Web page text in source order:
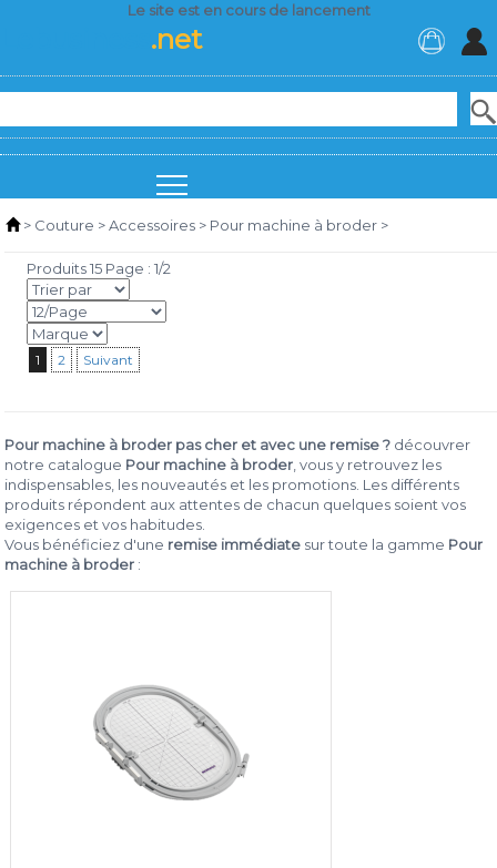
Le site est en cours de lancement
.net
> Couture >Accessoires > Pour machine à broder >
Produits 15 Page : 1/2
1 2 Suivant
Pour machine à broder pas cher et avec une remise ? découvrer
notre catalogue Pour machine à broder , vous y retrouvez les
indispensables, les nouveautés et les promotions. Les différents
produits répondent aux attentes de chacun quelques soient vos
exigences et vos habitudes.
Vous bénéficiez d'une remise immédiate sur toute la gamme Pour
machine à broder :